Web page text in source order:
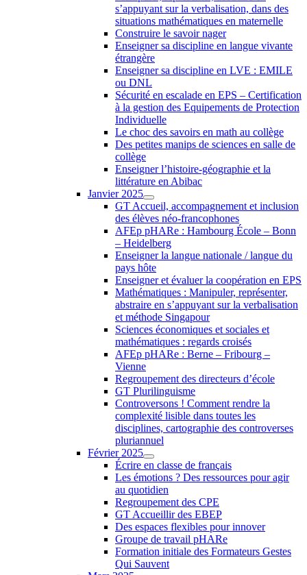
s’appuyant sur la verbalisation, dans des
situations mathématiques en maternelle
Construire le savoir nager
Enseigner sa discipline en langue vivante
étrangère
Enseigner sa discipline en LVE : EMILE
ou DNL
Sécurité en escalade en EPS – Certification
à la gestion des Equipements de Protection
Individuelle
Le choc des savoirs en math au collège
Des petites manips de sciences en salle de
collège
Enseigner l’histoire-géographie et la
littérature en Abibac
Janvier 2025
GT Accueil, accompagnement et inclusion
des élèves néo-francophones
AFEp pHARe : Hambourg École – Bonn
– Heidelberg
Enseigner la langue nationale / langue du
pays hôte
Enseigner et évaluer la coopération en EPS
Mathématiques : Manipuler, représenter,
abstraire en s’appuyant sur la verbalisation
et méthode Singapour
Sciences économiques et sociales et
mathématiques : regards croisés
AFEp pHARe : Berne – Fribourg –
Vienne
Regroupement des directeurs d’école
GT Plurilinguisme
Controversons ! Comment rendre la
complexité lisible dans toutes les
disciplines, cartographie des controverses
pluriannuel
Février 2025
Écrire en classe de français
Les émotions ? Des ressources pour agir
au quotidien
Regroupement des CPE
GT Accueillir des EBEP
Des espaces flexibles pour innover
Groupe de travail pHARe
Formation initiale des Formateurs Gestes
Qui Sauvent